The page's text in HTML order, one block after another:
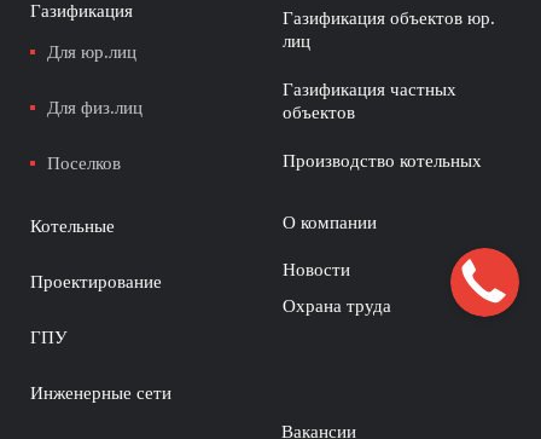
Газификация
Для юр.лиц
Для физ.лиц
Поселков
Котельные
Проектирование
ГПУ
Инженерные сети
Газификация объектов юр.
лиц
Газификация частных
объектов
Производство котельных
О компании
Новости
Охрана труда
Вакансии